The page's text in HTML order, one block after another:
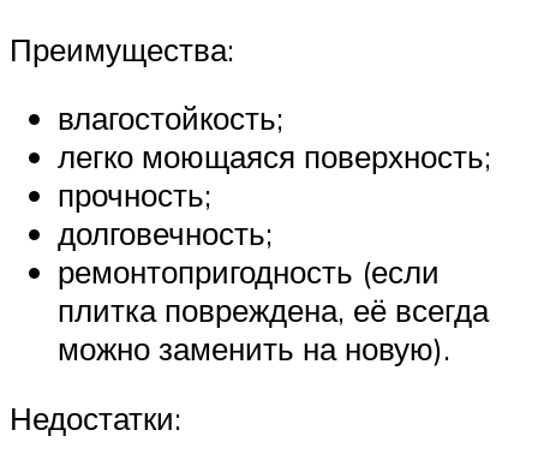
Преимущества:
влагостойкость;
легко моющаяся поверхность;
прочность;
долговечность;
ремонтопригодность (если
плитка повреждена, её всегда
можно заменить на новую).
Недостатки: